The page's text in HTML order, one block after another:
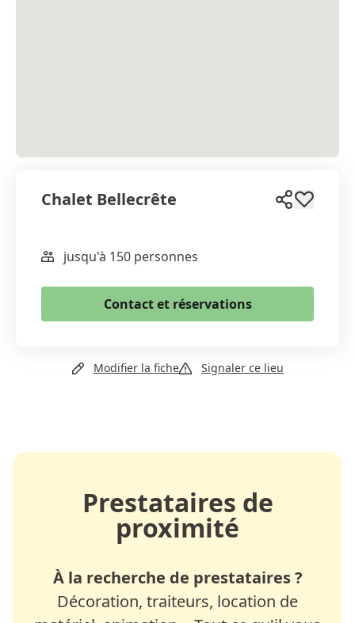
Chalet Bellecrête
WhatsApp
Email
Copier le lien
jusqu'à 150 personnes
Contact et réservations
Modifier la fiche
Signaler ce lieu
Prestataires de
proximité
À la recherche de prestataires ?
Décoration, traiteurs, location de